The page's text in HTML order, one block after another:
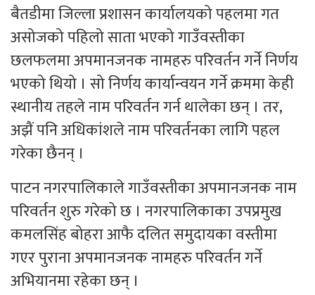
बैतडीमा जिल्ला प्रशासन कार्यालयको पहलमा गत
असोजको पहिलो साता भएको गाउँवस्तीका
छलफलमा अपमानजनक नामहरु परिवर्तन गर्ने निर्णय
भएको थियो । सो निर्णय कार्यान्वयन गर्ने क्रममा केही
स्थानीय तहले नाम परिवर्तन गर्न थालेका छन् । तर,
अझैं पनि अधिकांशले नाम परिवर्तनका लागि पहल
गरेका छैनन् ।
पाटन नगरपालिकाले गाउँवस्तीका अपमानजनक नाम
परिवर्तन शुरु गरेको छ । नगरपालिकाका उपप्रमुख
कमलसिंह बोहरा आफै दलित समुदायका वस्तीमा
गएर पुराना अपमानजनक नामहरु परिवर्तन गर्ने
अभियानमा रहेका छन् ।